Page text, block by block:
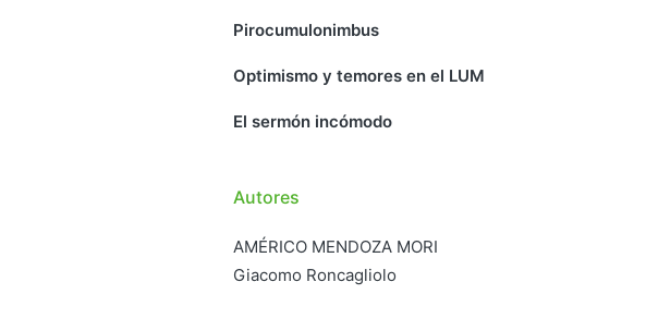
Pirocumulonimbus
Optimismo y temores en el LUM
El sermón incómodo
Autores
AMÉRICO MENDOZA MORI
Giacomo Roncagliolo